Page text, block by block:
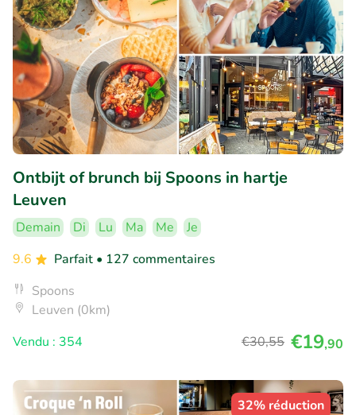
Ontbijt of brunch bij Spoons in hartje
Leuven
Demain Di Lu Ma Me
Je
9.6
Parfait • 127 commentaires
Spoons
Leuven (0km)
Vendu : 354
€30,55 €19,90
32% réduction